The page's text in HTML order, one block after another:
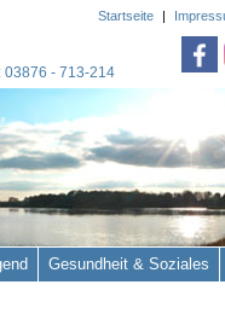
- 713-214
Startseite |
Gesundheit & Soziales